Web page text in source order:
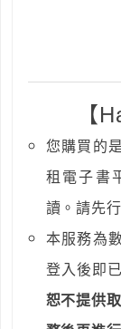
【
您購買的
租電子書
讀。請先
本服務為
登入後即
恕不提供